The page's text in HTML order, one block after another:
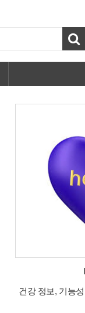
건강 정보, 기능